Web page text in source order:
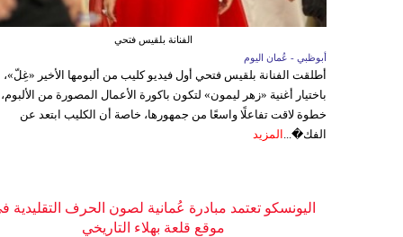
الفنانة بلقيس فتحي
أبوظبي - عُمان اليوم
أطلقت الفنانة بلقيس فتحي أول فيديو كليب من ألبومها الأخير «غِلّ»،
باختيار أغنية «زهر ليمون» لتكون باكورة الأعمال المصورة من
خطوة لاقت تفاعلًا واسعًا من جمهورها، خاصة أن الكليب ابتعد عن
الفك�... المزيد
اليونسكو تعتمد مبادرة عُمانية لصون الحرف التقليدية
موقع قلعة بهلاء التاريخي